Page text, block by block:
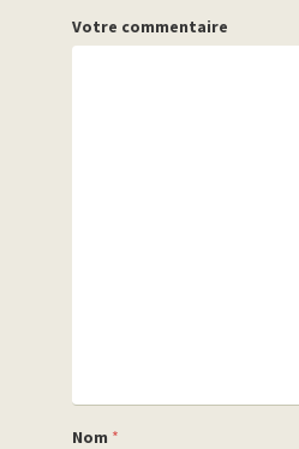
Votre commentaire
Nom *